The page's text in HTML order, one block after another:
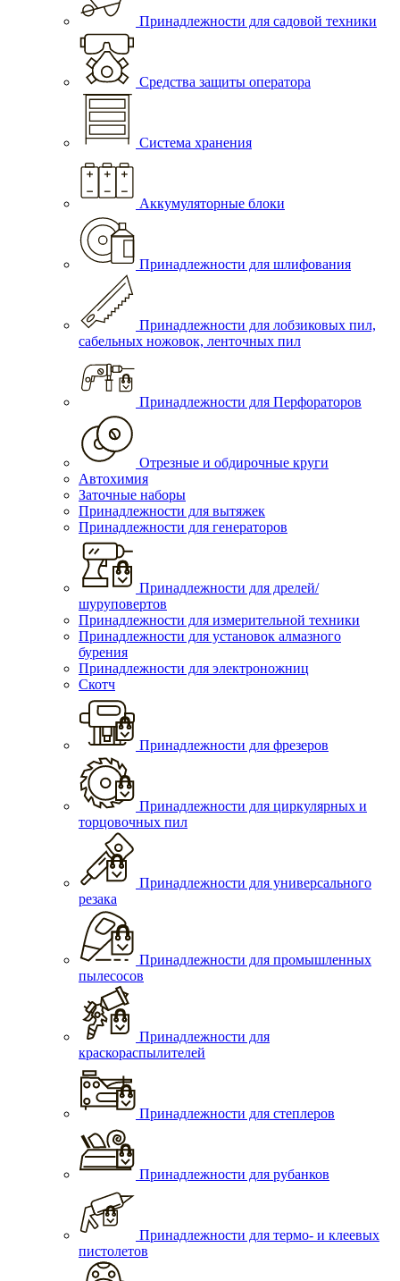
Принадлежности для садовой техники
Средства защиты оператора
Система хранения
Аккумуляторные блоки
Принадлежности для шлифования
Принадлежности для лобзиковых пил,
сабельных ножовок, ленточных пил
Принадлежности для Перфораторов
Отрезные и обдирочные круги
Автохимия
Заточные наборы
Принадлежности для вытяжек
Принадлежности для генераторов
Принадлежности для дрелей/
шуруповертов
Принадлежности для измерительной техники
Принадлежности для установок алмазного
бурения
Принадлежности для электроножниц
Скотч
Принадлежности для фрезеров
Принадлежности для циркулярных и
торцовочных пил
Принадлежности для универсального
резака
Принадлежности для промышленных
пылесосов
Принадлежности для
краскораспылителей
Принадлежности для степлеров
Принадлежности для рубанков
Принадлежности для термо- и клеевых
пистолетов